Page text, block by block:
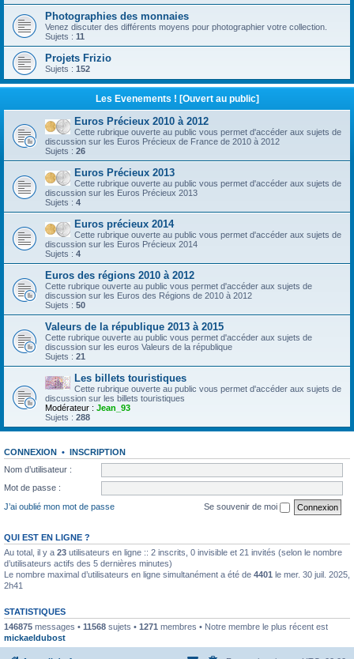
Photographies des monnaies
Venez discuter des différents moyens pour photographier votre collection.
Sujets : 11
Projets Frizio
Sujets : 152
Les Evenements ! [Ouvert au public]
Euros Précieux 2010 à 2012
Cette rubrique ouverte au public vous permet d'accéder aux sujets de
discussion sur les Euros Précieux de France de 2010 à 2012
Sujets : 26
Euros Précieux 2013
Cette rubrique ouverte au public vous permet d'accéder aux sujets de
discussion sur les Euros Précieux 2013
Sujets : 4
Euros précieux 2014
Cette rubrique ouverte au public vous permet d'accéder aux sujets de
discussion sur les Euros Précieux 2014
Sujets : 4
Euros des régions 2010 à 2012
Cette rubrique ouverte au public vous permet d'accéder aux sujets de
discussion sur les Euros des Régions de 2010 à 2012
Sujets : 50
Valeurs de la république 2013 à 2015
Cette rubrique ouverte au public vous permet d'accéder aux sujets de
discussion sur les euros Valeurs de la république
Sujets : 21
Les billets touristiques
Cette rubrique ouverte au public vous permet d'accéder aux sujets de
discussion sur les billets touristiques
Modérateur : Jean_93
Sujets : 288
CONNEXION • INSCRIPTION
Nom d’utilisateur :
Mot de passe :
J’ai oublié mon mot de passe
Se souvenir de moi
QUI EST EN LIGNE ?
Au total, il y a 23 utilisateurs en ligne :: 2 inscrits, 0 invisible et 21 invités (selon le nombre
d’utilisateurs actifs des 5 dernières minutes)
Le nombre maximal d’utilisateurs en ligne simultanément a été de 4401 le mer. 30 juil. 2025,
2h41
STATISTIQUES
146875 messages • 11568 sujets • 1271 membres • Notre membre le plus récent est
mickaeldubost